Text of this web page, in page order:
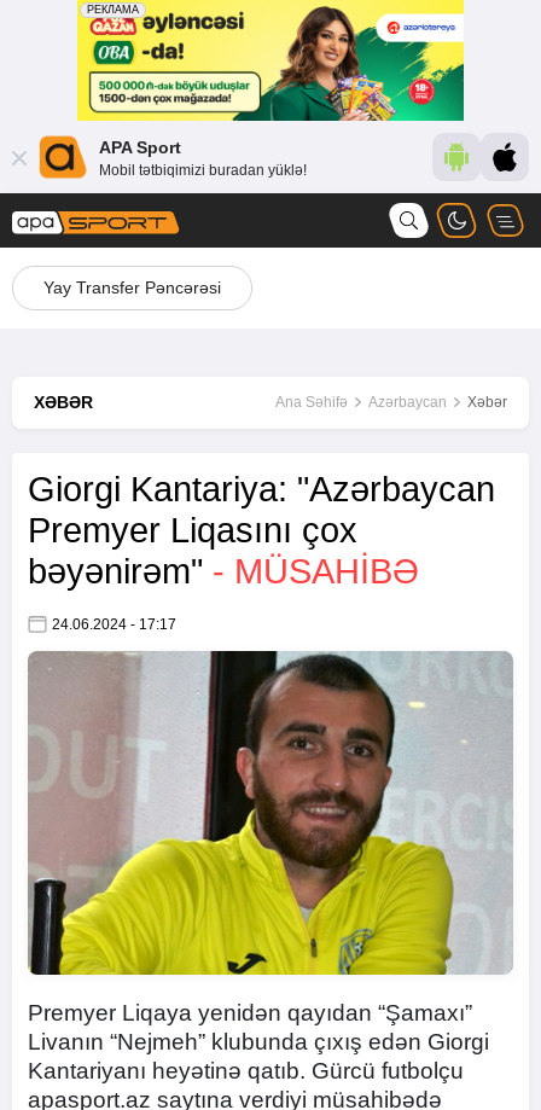
APA Sport
Mobil tətbiqimizi buradan yüklə!
Yay Transfer Pəncərəsi
XƏBƏR Ana Səhifə Azərbaycan Xəbər
Giorgi Kantariya: "Azərbaycan
Premyer Liqasını çox
bəyənirəm" - MÜSAHIBƏ
24.06.2024 - 17:17
Premyer Liqaya yenidən qayıdan “Şamaxı”
Livanın “Nejmeh” klubunda çıxış edən Giorgi
Kantariyanı heyətinə qatıb. Gürcü futbolçu
apasport.az saytına verdiyi müsahibədə